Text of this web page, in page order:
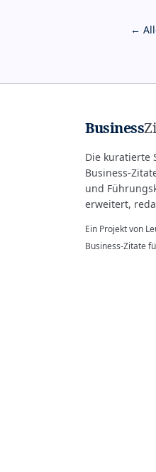
←
Business
Die kuratierte
Business-
und
erweitert,
Ein Projekt von
Business-Zitate